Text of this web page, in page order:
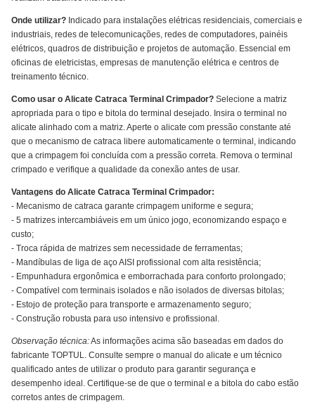
Onde utilizar? Indicado para instalações elétricas residenciais, comerciais e
industriais, redes de telecomunicações, redes de computadores, painéis
elétricos, quadros de distribuição e projetos de automação. Essencial em
oficinas de eletricistas, empresas de manutenção elétrica e centros de
treinamento técnico.
Como usar o Alicate Catraca Terminal Crimpador? Selecione a matriz
apropriada para o tipo e bitola do terminal desejado. Insira o terminal no
alicate alinhado com a matriz. Aperte o alicate com pressão constante até
que o mecanismo de catraca libere automaticamente o terminal, indicando
que a crimpagem foi concluída com a pressão correta. Remova o terminal
crimpado e verifique a qualidade da conexão antes de usar.
Vantagens do Alicate Catraca Terminal Crimpador:
- Mecanismo de catraca garante crimpagem uniforme e segura;
- 5 matrizes intercambiáveis em um único jogo, economizando espaço e
custo;
- Troca rápida de matrizes sem necessidade de ferramentas;
- Mandíbulas de liga de aço AISI profissional com alta resistência;
- Empunhadura ergonômica e emborrachada para conforto prolongado;
- Compatível com terminais isolados e não isolados de diversas bitolas;
- Estojo de proteção para transporte e armazenamento seguro;
- Construção robusta para uso intensivo e profissional.
Observação técnica:As informações acima são baseadas em dados do
fabricante TOPTUL. Consulte sempre o manual do alicate e um técnico
qualificado antes de utilizar o produto para garantir segurança e
desempenho ideal. Certifique-se de que o terminal e a bitola do cabo estão
corretos antes de crimpagem.